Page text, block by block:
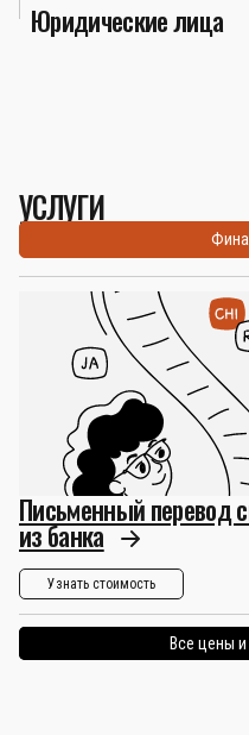
Юридические лица
УСЛУГИ
Письменный перевод
из банка
Узнать стоимость
Все цены и